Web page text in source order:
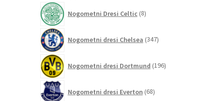
Nogometni Dresi Celtic 8izdelkov
Nogometni dresi Chelsea 347izdelkov
Nogometni dresi Dortmund 196izdelkov
Nogometni dresi Everton 68izdelkov